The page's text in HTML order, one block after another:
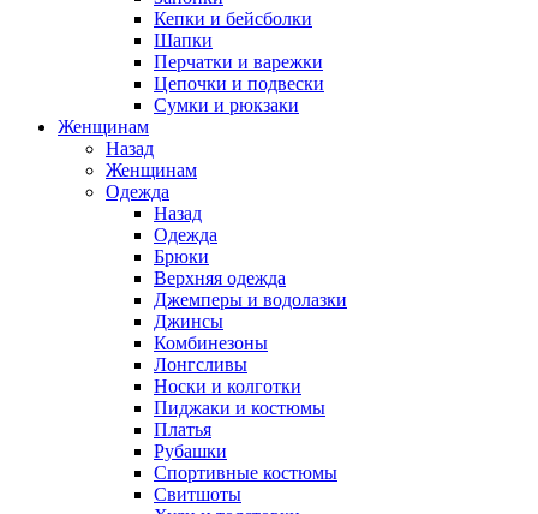
Кепки и бейсболки
Шапки
Перчатки и варежки
Цепочки и подвески
Сумки и рюкзаки
Женщинам
Назад
Женщинам
Одежда
Назад
Одежда
Брюки
Верхняя одежда
Джемперы и водолазки
Джинсы
Комбинезоны
Лонгсливы
Носки и колготки
Пиджаки и костюмы
Платья
Рубашки
Спортивные костюмы
Свитшоты